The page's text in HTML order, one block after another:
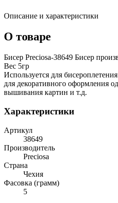
Описание и характеристики
О товаре
Бисер Preciosa-38649 Бисер
Вес 5гр
Используется для
для декоративного оформления
вышивания картин и т.д.
Характеристики
Артикул
38649
Производитель
Preciosa
Страна
Чехия
Фасовка (грамм)
5